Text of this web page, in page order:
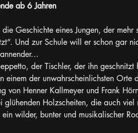
ab 6 Jahren
die Geschichte eines Jungen, der
Und zur Schule will er schon gar
der Tischler, der ihn
einem der unwahrscheinlichsten Orte
von Henner Kallmeyer und Frank
glühenden Holzscheiten, die auch viel
ein wilder, bunter und musikalischer